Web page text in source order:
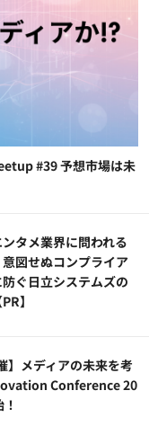
#39 予想市場は未
タメ業界に問われる
意図せぬコンプライア
ぐ日立システムズの
】
】メディアの未来を考
Conference 20